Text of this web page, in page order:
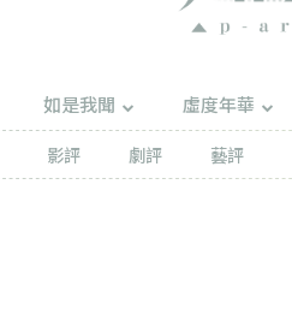
如是我聞 虛度年華
影評 劇評 藝評